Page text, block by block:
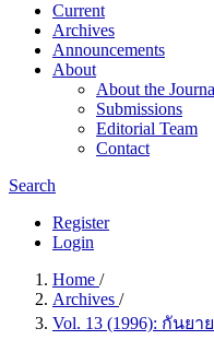
Current
Archives
Announcements
About
About the
Submissions
Editorial Team
Contact
Search
Register
Login
Home /
Archives /
Vol. 13 (1996): กันยา